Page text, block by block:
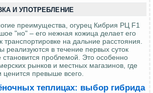
И УПОТРЕБЛЕНИЕ
преимущества, огурец Кибрия РЦ F1
"но" – его нежная кожица делает его
на дальние расстояния.
реализуются в течение первых суток
становится проблемой. Это особенно
рынков и местных магазинов, где
ценится превыше всего.
теплицах: выбор гибрида